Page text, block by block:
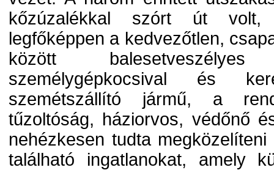
kőzúzalékkal szórt út volt,
legfőképpen a kedvezőtlen,
között
személygépkocsival és
szemétszállító jármű, a
tűzoltóság, háziorvos, védőnő
nehézkesen tudta
található ingatlanokat, amely